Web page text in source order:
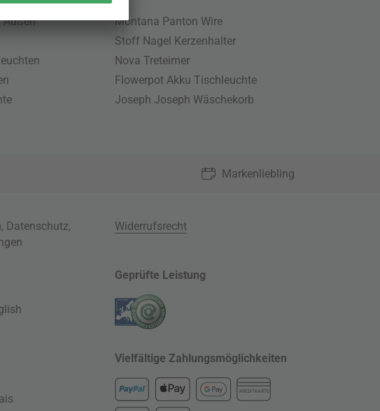
Außen
Montana Panton Wire
Stoff Nagel Kerzenhalter
Nova Treteimer
Flowerpot Akku Tischleuchte
Joseph Joseph Wäschekorb
Markenliebling
, Datenschutz,
Widerrufsrecht
Geprüfte Leistung
Vielfältige Zahlungsmöglichkeiten
KREDITKARTE